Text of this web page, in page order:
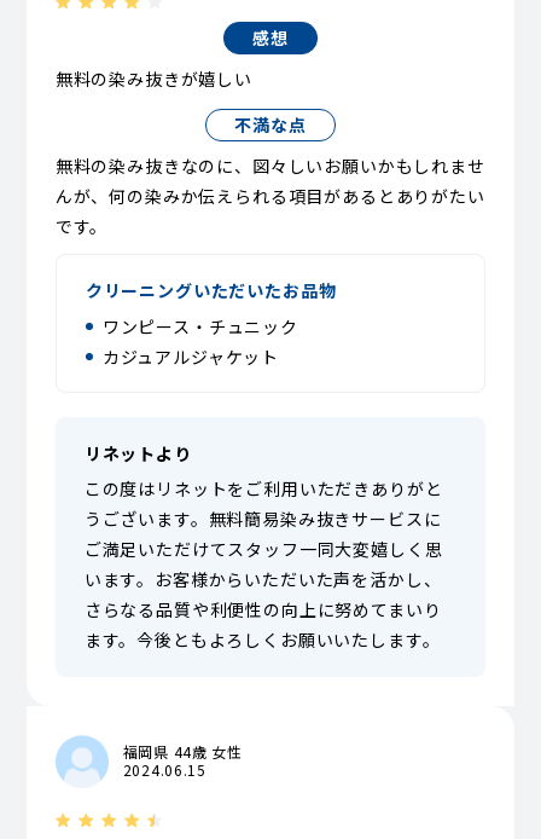
感想
無料の染み抜きが嬉しい
不満な点
無料の染み抜きなのに、図々しいお願いかもしれませ
んが、何の染みか伝えられる項目があるとありがたい
です。
クリーニングいただいたお品物
ワンピース・チュニック
カジュアルジャケット
リネットより
この度はリネットをご利用いただきありがと
うございます。無料簡易染み抜きサービスに
ご満足いただけてスタッフ一同大変嬉しく思
います。お客様からいただいた声を活かし、
さらなる品質や利便性の向上に努めてまいり
ます。今後ともよろしくお願いいたします。
福岡県 44歳 女性
2024.06.15